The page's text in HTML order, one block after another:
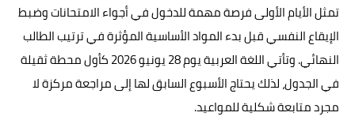
تمثل الأيام الأولى فرصة مهمة للدخول في أجواء الامتحانات وضبط
الإيقاع النفسي قبل بدء المواد الأساسية المؤثرة في ترتيب الطالب
النهائي. وتأتي اللغة العربية يوم 28 يونيو 2026 كأول محطة ثقيلة
في الجدول، لذلك يحتاج الأسبوع السابق لها إلى مراجعة مركزة لا
مجرد متابعة شكلية للمواعيد.